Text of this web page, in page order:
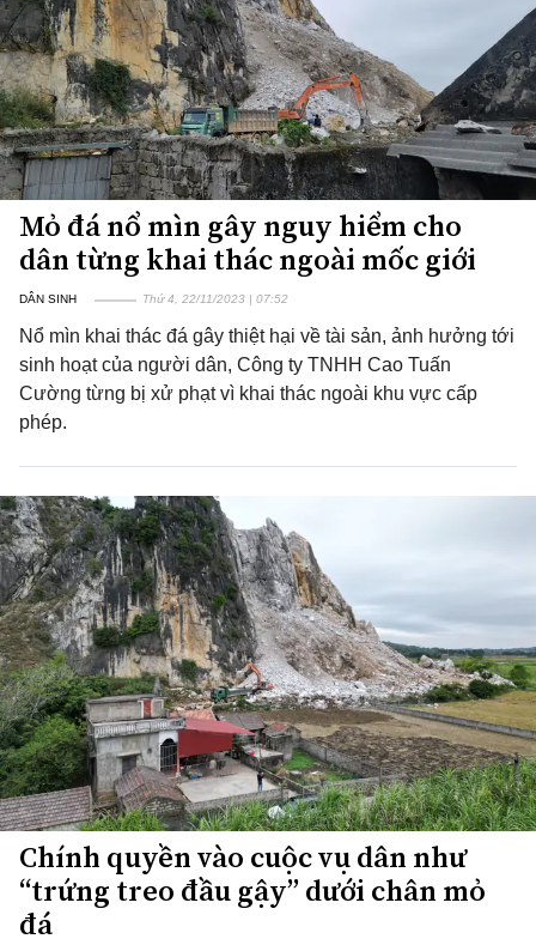
Mỏ đá nổ mìn gây nguy hiểm cho
dân từng khai thác ngoài mốc giới
DÂN SINH Thứ 4, 22/11/2023 | 07:52
Nổ mìn khai thác đá gây thiệt hại về tài sản, ảnh hưởng tới
sinh hoạt của người dân, Công ty TNHH Cao Tuấn
Cường từng bị xử phạt vì khai thác ngoài khu vực cấp
phép.
Chính quyền vào cuộc vụ dân như
“trứng treo đầu gậy” dưới chân mỏ
đá